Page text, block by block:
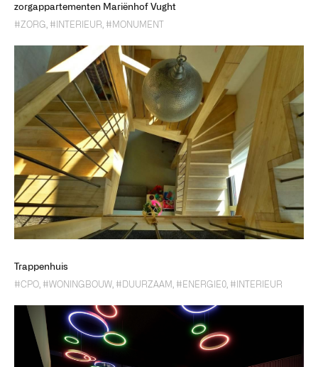
zorgappartementen Mariënhof Vught
#ZORG #INTERIEUR #MONUMENT
Trappenhuis
#CPO #WONINGBOUW #DUURZAAM #ENERGIE0 #INTERIEUR